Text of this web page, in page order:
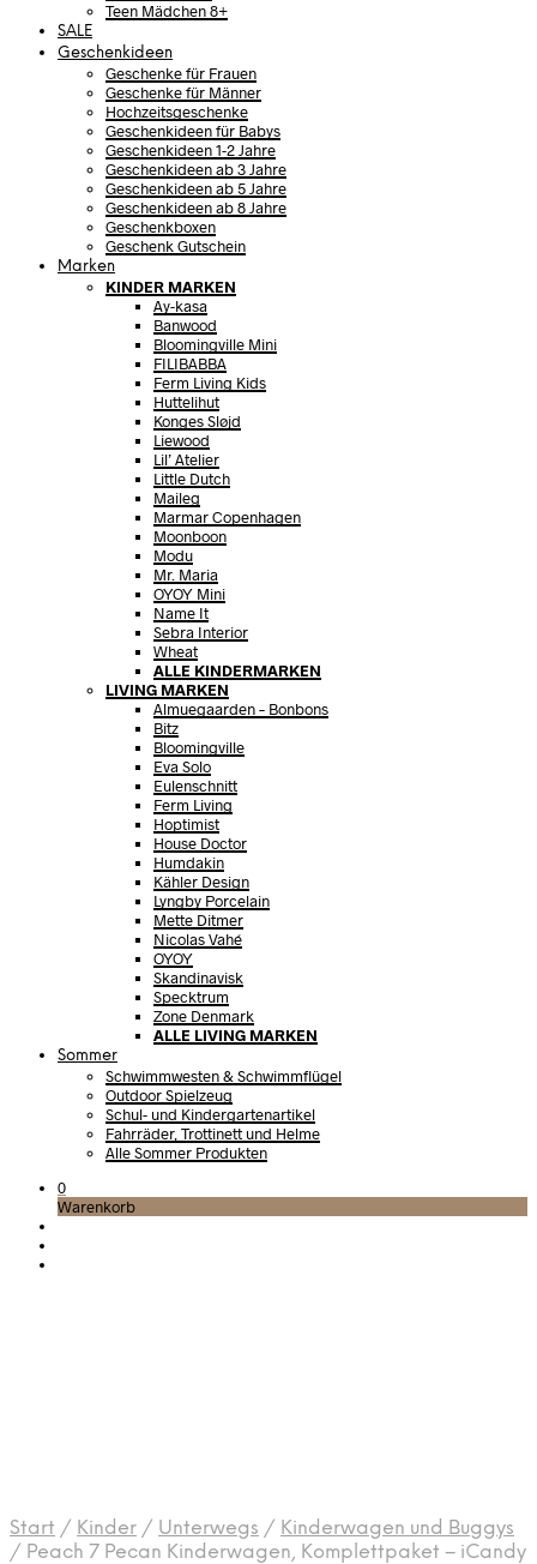
Teen Mädchen 8+
SALE
Geschenkideen
Geschenke für Frauen
Geschenke für Männer
Hochzeitsgeschenke
Geschenkideen für Babys
Geschenkideen 1-2 Jahre
Geschenkideen ab 3 Jahre
Geschenkideen ab 5 Jahre
Geschenkideen ab 8 Jahre
Geschenkboxen
Geschenk Gutschein
Marken
KINDER MARKEN
Ay-kasa
Banwood
Bloomingville Mini
FILIBABBA
Ferm Living Kids
Huttelihut
Konges Sløjd
Liewood
Lil’ Atelier
Little Dutch
Maileg
Marmar Copenhagen
Moonboon
Modu
Mr. Maria
OYOY Mini
Name It
Sebra Interior
Wheat
ALLE KINDERMARKEN
LIVING MARKEN
Almuegaarden – Bonbons
Bitz
Bloomingville
Eva Solo
Eulenschnitt
Ferm Living
Hoptimist
House Doctor
Humdakin
Kähler Design
Lyngby Porcelain
Mette Ditmer
Nicolas Vahé
OYOY
Skandinavisk
Specktrum
Zone Denmark
ALLE LIVING MARKEN
Sommer
Schwimmwesten & Schwimmflügel
Outdoor Spielzeug
Schul- und Kindergartenartikel
Fahrräder, Trottinett und Helme
Alle Sommer Produkten
0
Warenkorb
Start / Kinder / Unterwegs / Kinderwagen und Buggys
/ Peach 7 Pecan Kinderwagen, Komplettpaket – iCandy